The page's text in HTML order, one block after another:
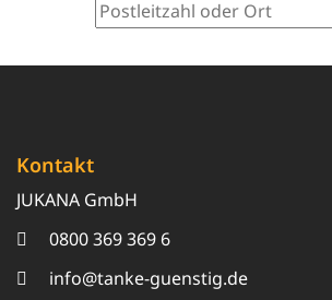
Kontakt
JUKANA GmbH
0800 369 369 6
info@tanke-guenstig.de